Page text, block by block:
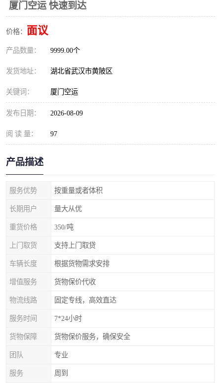
厦门空运 快速到达
价格： 面议
产品数量： 9999.00个
发货地址： 湖北省武汉市黄陂区
关键词： 厦门空运
发布日期： 2026-08-09
阅 读 量： 97
产品描述
服务优势 按重量或者体积
长期用户 量大从优
重货价格 350/吨
上门取货 支持上门取贷
车辆长度 根据货物需求安排
增值服务 货物保价代收
物流线路 固定专线，高效直达
服务时间 7*24小时
货物保障 货物保价服务，确保安全
团队 专业
服务 周到